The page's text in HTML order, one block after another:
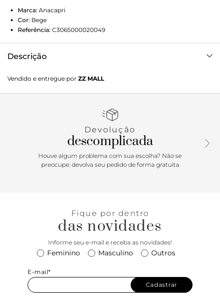
Marca: Anacapri
Cor: Bege
Referência: C3065000020049
Descrição
emborrachado e tratorado bege o modelo apresenta design
de costura pesponto nas laterais e contornos, com recorte
em suede preto aplicadas na lingueta, biqueira e parte
forrada. Com Aplicação de peça recortada com design em
napa bege e tag lateral marrom Anacapri. Porque Apostar:
Um Tênis para chamar seu. Com referência ao número da
localização da Estação Anacapri, na Oscar Freire, em São
Para o mood descomplicado, comfy e fresh, combine esse
modelinho desejo com peças leves. Para usar todos os dias!
Vendido e entregue por ZZ MALL
Devolução
descomplicada
Houve algum problema com sua escolha? Não se
preocupe: devolva seu pedido de forma gratuita
Fique por dentro
das novidades
Informe seu e-mail e receba as novidades!
Feminino Masculino Outros
E-mail*
Cadastrar